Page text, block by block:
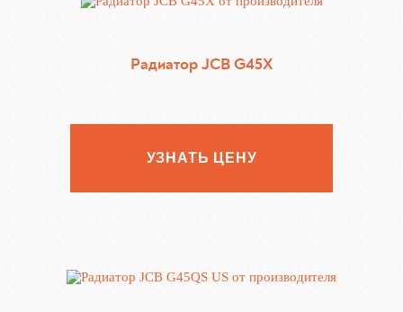
Радиатор JCB G45X
УЗНАТЬ ЦЕНУ